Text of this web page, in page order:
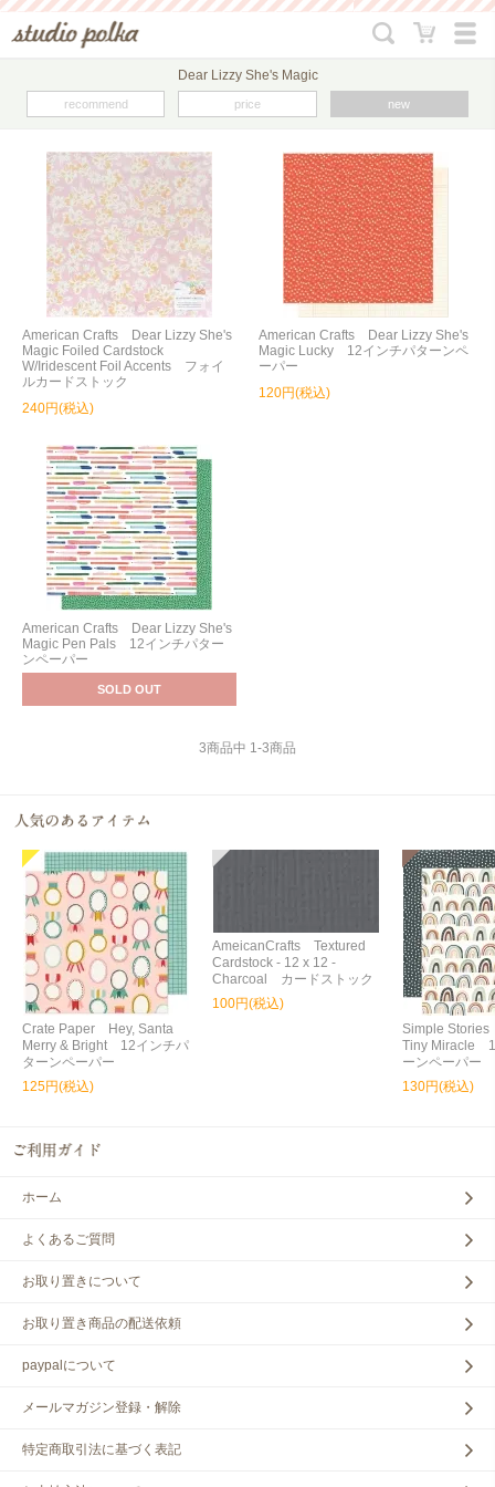
Dear Lizzy She's Magic
recommend price new
American Crafts Dear Lizzy She's
Magic Foiled Cardstock
W/Iridescent Foil Accents フォイ
ルカードストック
240円(税込)
American Crafts Dear Lizzy She's
Magic Lucky 12インチパターンペ
ーパー
120円(税込)
American Crafts Dear Lizzy She's
Magic Pen Pals 12インチパター
ンペーパー
SOLD OUT
3商品中 1-3商品
Crate Paper Hey, Santa
Merry & Bright 12インチパ
ターンペーパー
125円(税込)
AmeicanCrafts Textured
Cardstock - 12 x 12 -
Charcoal カードストック
100円(税込)
Simple
Tiny Miracle
ーンペーパー
130円(税込)
ホーム
よくあるご質問
お取り置きについて
お取り置き商品の配送依頼
paypalについて
メールマガジン登録・解除
特定商取引法に基づく表記